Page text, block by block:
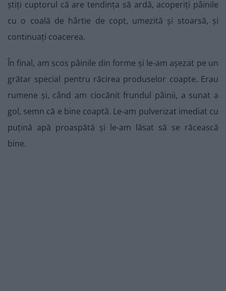
știți cuptorul că are tendința să ardă, acoperiți pâinile
cu o coală de hârtie de copt, umezită și stoarsă, și
continuați coacerea.
În final, am scos pâinile din forme și le-am așezat pe un
grătar special pentru răcirea produselor coapte. Erau
rumene și, când am ciocănit frundul pâinii, a sunat a
gol, semn că e bine coaptă. Le-am pulverizat imediat cu
puțină apă proaspătă și le-am lăsat să se răcească
bine.